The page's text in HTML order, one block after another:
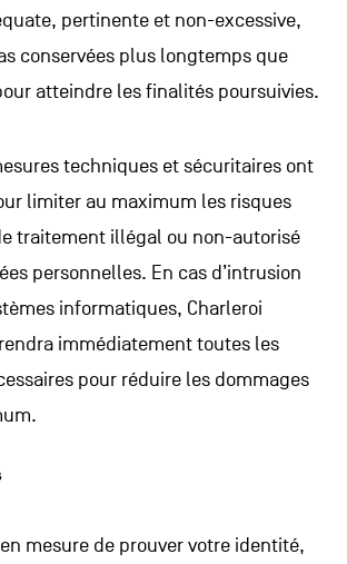
pertinente et non-excessive,
conservées plus longtemps que
atteindre les finalités poursuivies.
techniques et sécuritaires ont
limiter au maximum les risques
traitement illégal ou non-autorisé
personnelles. En cas d’intrusion
informatiques, Charleroi
immédiatement toutes les
pour réduire les dommages
mesure de prouver votre identité,